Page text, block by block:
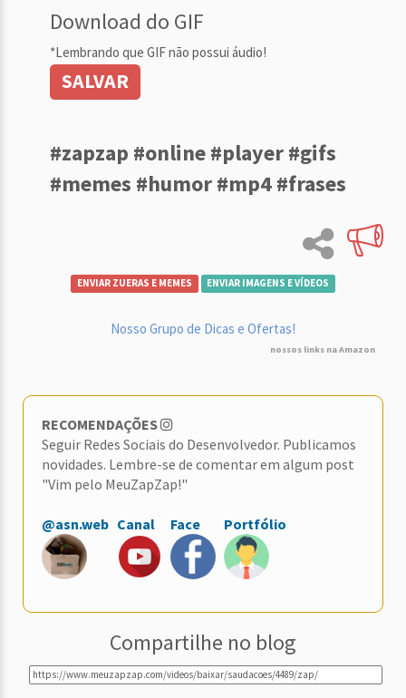
Download do GIF
*Lembrando que GIF não possui áudio!
SALVAR
#zapzap #online #player #gifs
#memes #humor #mp4 #frases
ENVIAR ZUERAS E MEMES ENVIAR IMAGENS E VÍDEOS
Nosso Grupo de Dicas e Ofertas!
nossos links na Amazon
RECOMENDAÇÕES
Seguir Redes Sociais do Desenvolvedor. Publicamos
novidades. Lembre-se de comentar em algum post
"Vim pelo MeuZapZap!"
@asn.web Canal Face Portfólio
Compartilhe no blog